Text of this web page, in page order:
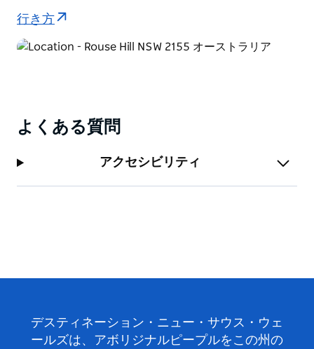
行き方
よくある質問
アクセシビリティ
デスティネーション・ニュー・サウス・ウェ
ールズは、アボリジナルピープルをこの州の